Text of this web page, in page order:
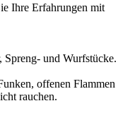
Ihre Erfahrungen mit
und Wurfstücke.
offenen Flammen
rauchen.